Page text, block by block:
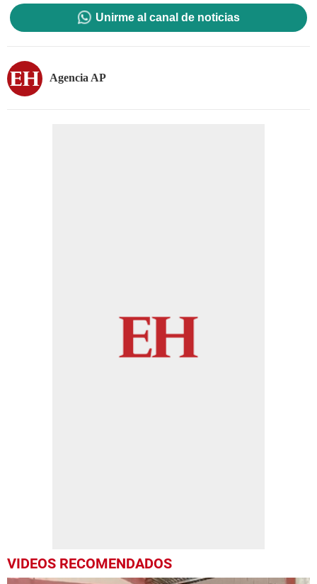
Unirme al canal de noticias
Agencia AP
VIDEOS RECOMENDADOS